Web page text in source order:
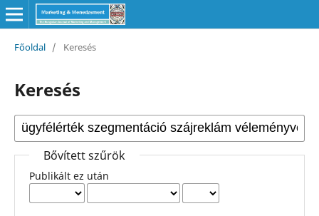
Főoldal / Keresés
Keresés
Bővített szűrök
Publikált ez után